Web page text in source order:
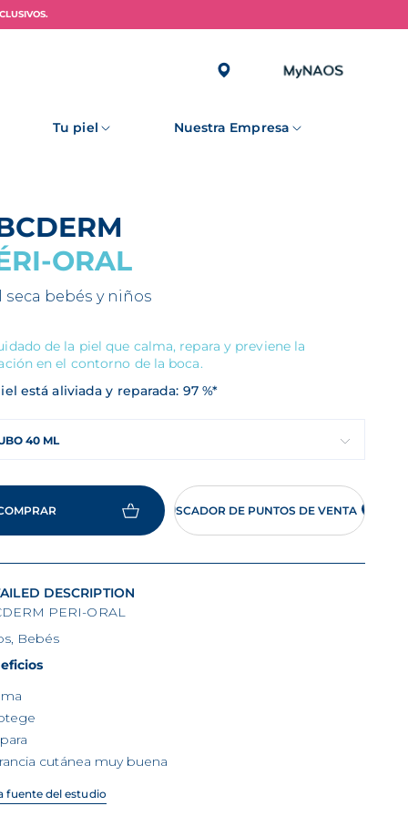
Tu piel Nuestra Empresa
ORAL
seca bebés y niños
de la piel que calma, repara y previene la
en el contorno de la boca.
está aliviada y reparada: 97 %*
40 ML
BUSCADOR DE PUNTOS DE VENTA
DESCRIPTION
PERI-ORAL
Bebés
cutánea muy buena
fuente del estudio